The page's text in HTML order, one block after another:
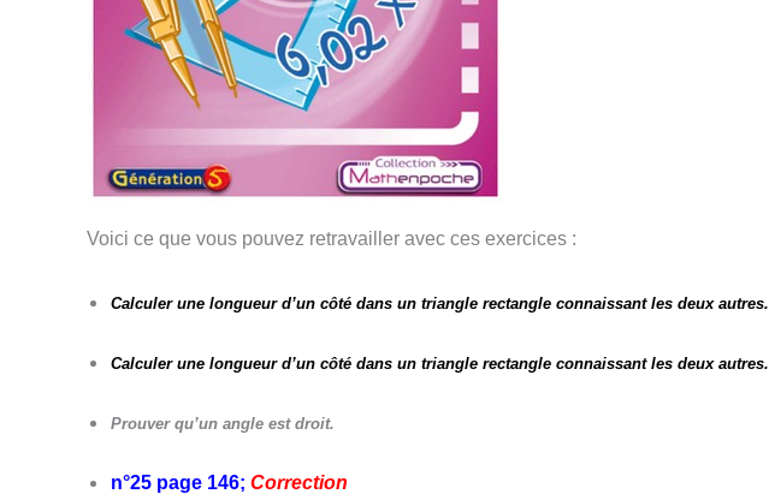
Voici ce que vous pouvez retravailler avec ces exercices :
Calculer une longueur d’un côté dans un triangle rectangle connaissant les deux autres.
Calculer une longueur d’un côté dans un triangle rectangle connaissant les deux autres.
Prouver qu’un angle est droit.
n°25 page 146; Correction